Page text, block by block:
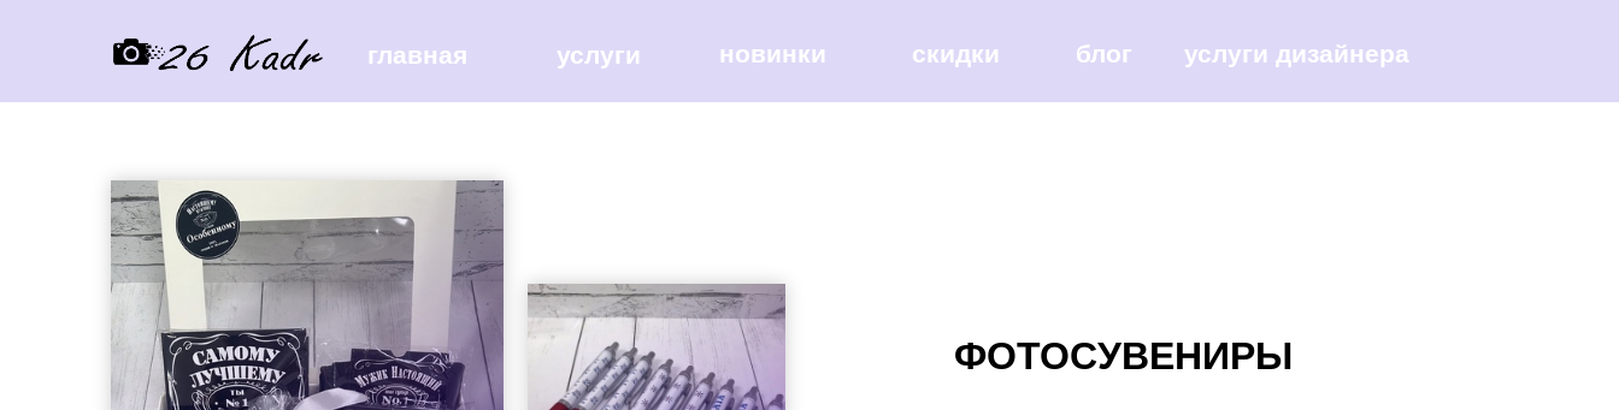
главная услуги дизайнера
блог
скидки
новинки
услуги
ФОТОСУВЕНИРЫ